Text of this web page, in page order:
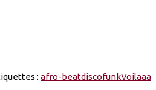
: afro-beatdiscofunkVoilaaa